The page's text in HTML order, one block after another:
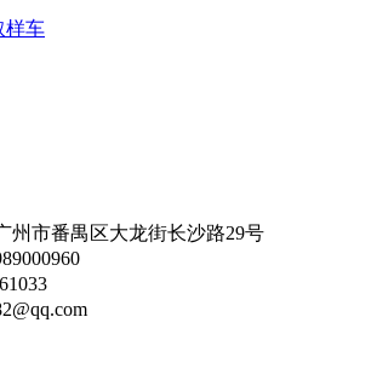
样车
州市番禺区大龙街长沙路29号